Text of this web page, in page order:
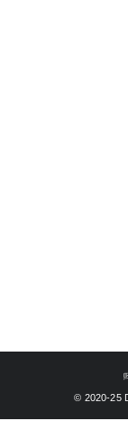
© 2020-25